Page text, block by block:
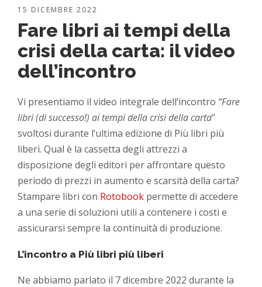
15 DICEMBRE 2022
Fare libri ai tempi della
crisi della carta: il video
dell’incontro
Vi presentiamo il video integrale dell’incontro “Fare
libri (di successo!) ai tempi della crisi della carta”
svoltosi durante l’ultima edizione di Più libri più
liberi. Qual è la cassetta degli attrezzi a
disposizione degli editori per affrontare questo
periodo di prezzi in aumento e scarsità della carta?
Stampare libri con Rotobook permette di accedere
a una serie di soluzioni utili a contenere i costi e
assicurarsi sempre la continuità di produzione.
L’incontro a Più libri più liberi
Ne abbiamo parlato il 7 dicembre 2022 durante la